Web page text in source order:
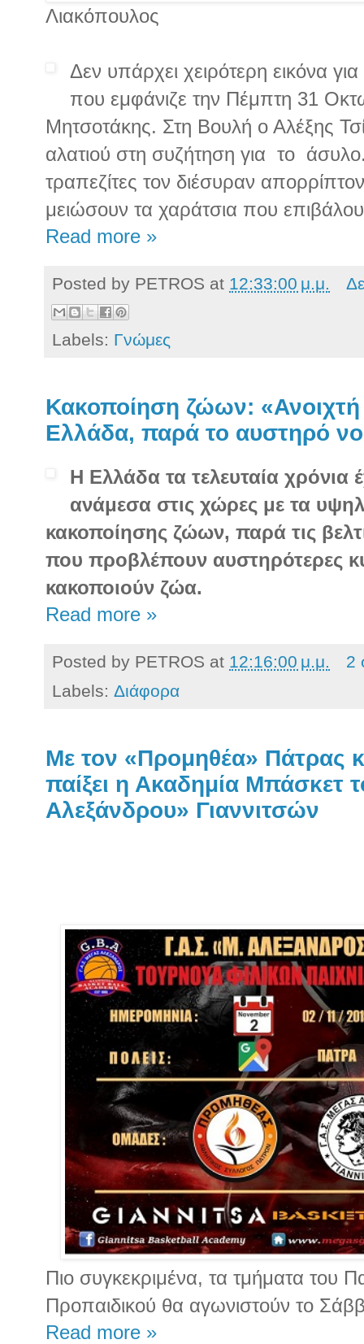
Λιακόπουλος
Δεν υπάρχει χειρότερη εικόνα
που εμφάνιζε την Πέμπτη 31
Μητσοτάκης. Στη Βουλή ο Αλέξης
αλατιού στη συζήτηση για το
τραπεζίτες τον διέσυραν
μειώσουν τα χαράτσια που
Read more »
Posted by PETROS at 12:33:00 μ.μ.
Labels: Γνώμες
Κακοποίηση ζώων:
Ελλάδα, παρά το αυστηρό
Η Ελλάδα τα τελευταία χρόνια
ανάμεσα στις χώρες με τα
κακοποίησης ζώων, παρά τις
που προβλέπουν αυστηρότερες
κακοποιούν ζώα.
Read more »
Posted by PETROS at 12:16:00 μ.μ.
2
Labels: Διάφορα
Με τον «Προμηθέα» Πάτρας
παίξει η Ακαδημία Μπάσκετ
Αλεξάνδρου» Γιαννιτσών
Πιο συγκεκριμένα, τα τμήματα του
Προπαιδικού θα αγωνιστούν το
Read more »